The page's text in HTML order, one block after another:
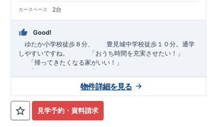
カースペース 2台
Good!
ゆたか小学校徒歩８分、 豊見城中学校徒歩１０分。通学
しやすいですね。
「おうち時間を充実させたい！」
「帰ってきたくなる家がいい！」
「おしゃれなら建売住宅もありかも！」
TEL:098-860-2201（火・水曜日定休日、年末年始休み）
■オプションではありません！全棟標準搭載
ム・ガス衣類乾燥機・食洗器・宅配ボックス・玄関電子キー・
見学予約・資料請求
物件詳細を見る